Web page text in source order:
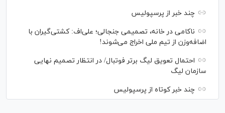
چند خبر از پرسپولیس
ناکامی در خانه، تصمیمی جنجالی؛ علی‌اف: کشتی‌گیران با
اضافه‌وزن از تیم ملی اخراج می‌شوند!
احتمال تعویق لیگ برتر فوتبال/ در انتظار تصمیم نهایی
سازمان لیگ
چند خبر کوتاه از پرسپولیس